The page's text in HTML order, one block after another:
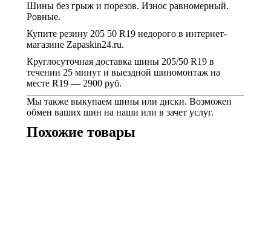
Шины без грыж и порезов. Износ равномерный.
Ровные.
Купите резину 205 50 R19 недорого в интернет-
магазине Zapaskin24.ru.
Круглосуточная доставка шины 205/50 R19 в
течении 25 минут и выездной шиномонтаж на
месте R19 — 2900 руб.
Мы также выкупаем шины или диски. Возможен
обмен ваших шин на наши или в зачет услуг.
Похожие товары